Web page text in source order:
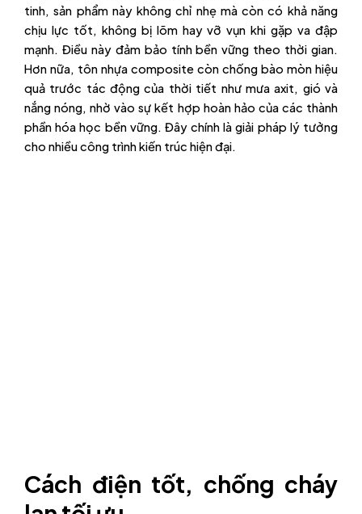
tinh, sản phẩm này không chỉ nhẹ mà còn có khả năng
chịu lực tốt, không bị lõm hay vỡ vụn khi gặp va đập
mạnh. Điều này đảm bảo tính bền vững theo thời gian.
Hơn nữa, tôn nhựa composite còn chống bào mòn hiệu
quả trước tác động của thời tiết như mưa axit, gió và
nắng nóng, nhờ vào sự kết hợp hoàn hảo của các thành
phần hóa học bền vững. Đây chính là giải pháp lý tưởng
cho nhiều công trình kiến trúc hiện đại.
Cách điện tốt, chống cháy